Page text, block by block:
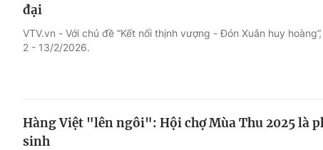
Điện ảnh
Âm nhạc
Du lịch
đại
VTV.vn - Với chủ đề “Kết nối thịnh vượng - Đón Xuân huy
2 - 13/2/2026.
Hàng Việt "lên ngôi": Hội chợ Mùa Thu 2025 là
sinh